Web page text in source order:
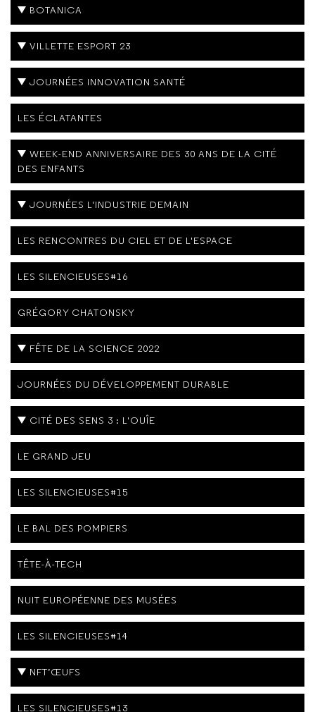
BOTANICA
VILLETTE ESPORT 23
JOURNÉES INNOVATION SANTÉ
LES ÉCLATANTES
WEEK-END ANNIVERSAIRE DES 30 ANS DE LA CITÉ
DES ENFANTS
JOURNÉES L'INDUSTRIE DEMAIN
LES RENCONTRES DU CIEL ET DE L'ESPACE
LES SILENCIEUSES#16
GRÉGORY CHATONSKY
FÊTE DE LA SCIENCE 2022
JOURNÉES DU DÉVELOPPEMENT DURABLE
CITÉ DES SENS 3 : L'OUÎE
LE GRAND JEU
LES SILENCIEUSES#15
LE BAL DES POMPIERS
TÊTE-À-TECH
NUIT EUROPÉENNE DES MUSÉES
LES SILENCIEUSES#14
NFT’ŒUFS
LES SILENCIEUSES#13